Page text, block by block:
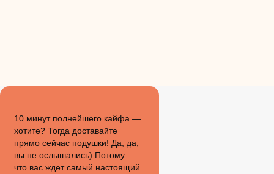
10 минут полнейшего кайфа —
хотите? Тогда доставайте
прямо сейчас подушки! Да, да,
вы не ослышались) Потому
что вас ждет самый настоящий